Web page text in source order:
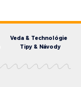
Veda & Technológie
Tipy & Návody